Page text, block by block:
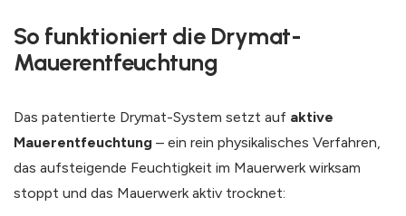
So funktioniert die Drymat-
Mauerentfeuchtung
Das patentierte Drymat-System setzt auf aktive
Mauerentfeuchtung – ein rein physikalisches Verfahren,
das aufsteigende Feuchtigkeit im Mauerwerk wirksam
stoppt und das Mauerwerk aktiv trocknet: